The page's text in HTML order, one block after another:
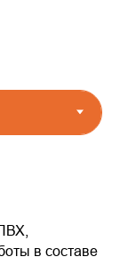
в составе